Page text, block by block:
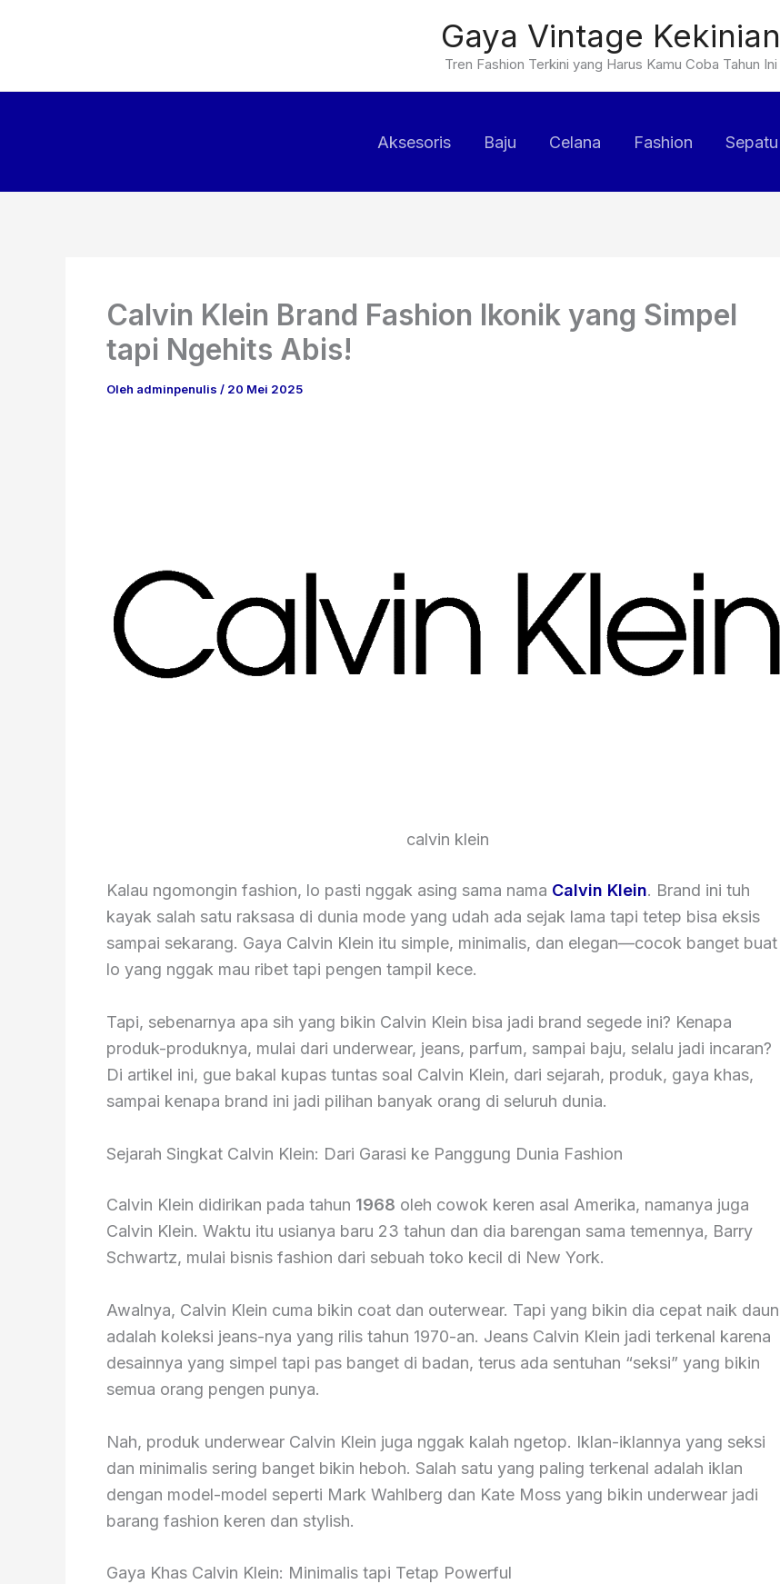
Gaya Vintage Kekinian
Tren Fashion Terkini yang Harus Kamu Coba Tahun Ini
Aksesoris Baju Celana Fashion Sepatu
Calvin Klein Brand Fashion Ikonik yang Simpel
tapi Ngehits Abis!
Oleh adminpenulis / 20 Mei 2025
calvin klein
Kalau ngomongin fashion, lo pasti nggak asing sama nama Calvin Klein. Brand ini tuh
kayak salah satu raksasa di dunia mode yang udah ada sejak lama tapi tetep bisa eksis
sampai sekarang. Gaya Calvin Klein itu simple, minimalis, dan elegan—cocok banget buat
lo yang nggak mau ribet tapi pengen tampil kece.
Tapi, sebenarnya apa sih yang bikin Calvin Klein bisa jadi brand segede ini? Kenapa
produk-produknya, mulai dari underwear, jeans, parfum, sampai baju, selalu jadi incaran?
Di artikel ini, gue bakal kupas tuntas soal Calvin Klein, dari sejarah, produk, gaya khas,
sampai kenapa brand ini jadi pilihan banyak orang di seluruh dunia.
Sejarah Singkat Calvin Klein: Dari Garasi ke Panggung Dunia Fashion
Calvin Klein didirikan pada tahun 1968 oleh cowok keren asal Amerika, namanya juga
Calvin Klein. Waktu itu usianya baru 23 tahun dan dia barengan sama temennya, Barry
Schwartz, mulai bisnis fashion dari sebuah toko kecil di New York.
Awalnya, Calvin Klein cuma bikin coat dan outerwear. Tapi yang bikin dia cepat naik daun
adalah koleksi jeans-nya yang rilis tahun 1970-an. Jeans Calvin Klein jadi terkenal karena
desainnya yang simpel tapi pas banget di badan, terus ada sentuhan “seksi” yang bikin
semua orang pengen punya.
Nah, produk underwear Calvin Klein juga nggak kalah ngetop. Iklan-iklannya yang seksi
dan minimalis sering banget bikin heboh. Salah satu yang paling terkenal adalah iklan
dengan model-model seperti Mark Wahlberg dan Kate Moss yang bikin underwear jadi
barang fashion keren dan stylish.
Gaya Khas Calvin Klein: Minimalis tapi Tetap Powerful